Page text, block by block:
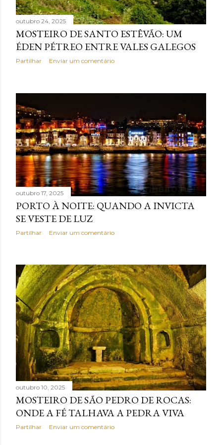
outubro 24, 2025
MOSTEIRO DE SANTO ESTÊVÃO: UM
ÉDEN PÉTREO ENTRE VALES GALEGOS
Partilhar Enviar um comentário
outubro 17, 2025
PORTO À NOITE: QUANDO A INVICTA
SE VESTE DE LUZ
Partilhar Enviar um comentário
outubro 10, 2025
MOSTEIRO DE SÃO PEDRO DE ROCAS:
ONDE A FÉ TALHAVA A PEDRA VIVA
Partilhar Enviar um comentário